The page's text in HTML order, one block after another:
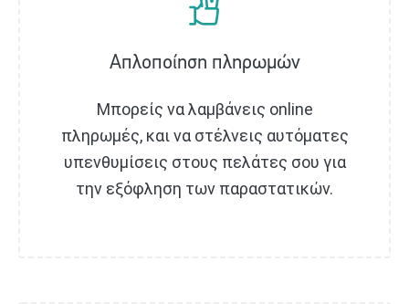
Απλοποίηση πληρωμών
Μπορείς να λαμβάνεις online
πληρωμές, και να στέλνεις αυτόματες
υπενθυμίσεις στους πελάτες σου για
την εξόφληση των παραστατικών.